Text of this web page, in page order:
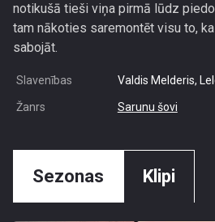
notikušā tieši viņa pirmā lūdz
tam nākoties saremontēt visu to,
sabojāt.
Slavenības Valdis Melderis,
Žanrs Sarunu šovi
Sezonas Klipi